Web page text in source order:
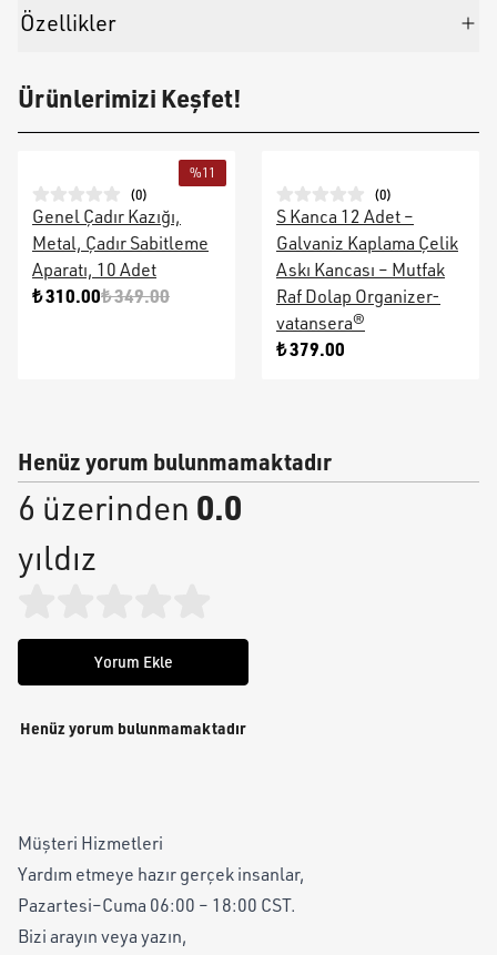
Özellikler
Ürünlerimizi Keşfet!
%11
(0)
Genel Çadır Kazığı,
Metal, Çadır Sabitleme
Aparatı, 10 Adet
₺ 310.00₺ 349.00
(0)
S Kanca 12 Adet –
Galvaniz Kaplama Çelik
Askı Kancası – Mutfak
Raf Dolap Organizer-
vatansera®
₺ 379.00
Henüz yorum bulunmamaktadır
6 üzerinden 0.0
yıldız
Yorum Ekle
Henüz yorum bulunmamaktadır
Müşteri Hizmetleri
Yardım etmeye hazır gerçek insanlar,
Pazartesi–Cuma 06:00 – 18:00 CST.
Bizi arayın veya yazın,